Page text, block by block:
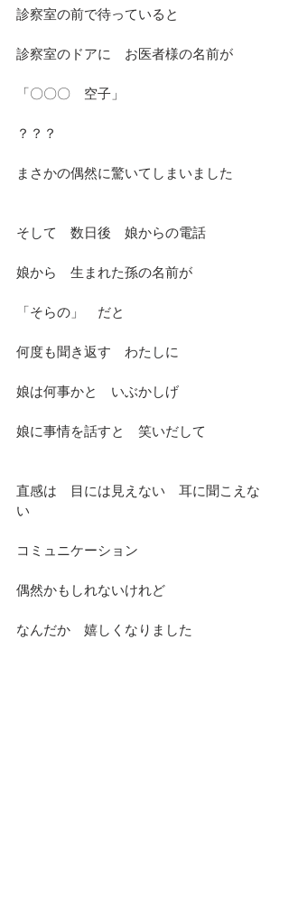
診察室の前で待っていると
診察室のドアに　お医者様の名前が
「〇〇〇　空子」
？？？
まさかの偶然に驚いてしまいました
そして　数日後　娘からの電話
娘から　生まれた孫の名前が
「そらの」　だと
何度も聞き返す　わたしに
娘は何事かと　いぶかしげ
娘に事情を話すと　笑いだして
直感は　目には見えない　耳に聞こえな
い
コミュニケーション
偶然かもしれないけれど
なんだか　嬉しくなりました